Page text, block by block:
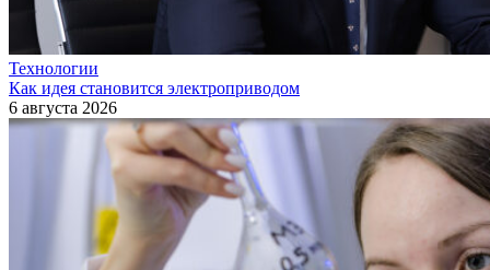
Технологии
Как идея становится электроприводом
6 августа 2026